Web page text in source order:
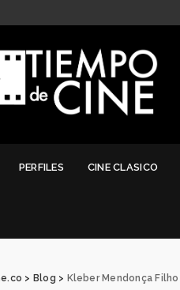
PERFILES CINE CLASICO
> Blog > Kleber Mendonça Filho